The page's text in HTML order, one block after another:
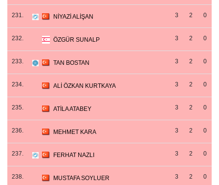
231. NİYAZİ ALİŞAN 3 2 0
232. ÖZGÜR SUNALP 3 2 0
233. TAN BOSTAN 3 2 0
234. ALİ ÖZKAN KURTKAYA 3 2 0
235. ATİLA ATABEY 3 2 0
236. MEHMET KARA 3 2 0
237. FERHAT NAZLI 3 2 0
238. MUSTAFA SOYLUER 3 2 0